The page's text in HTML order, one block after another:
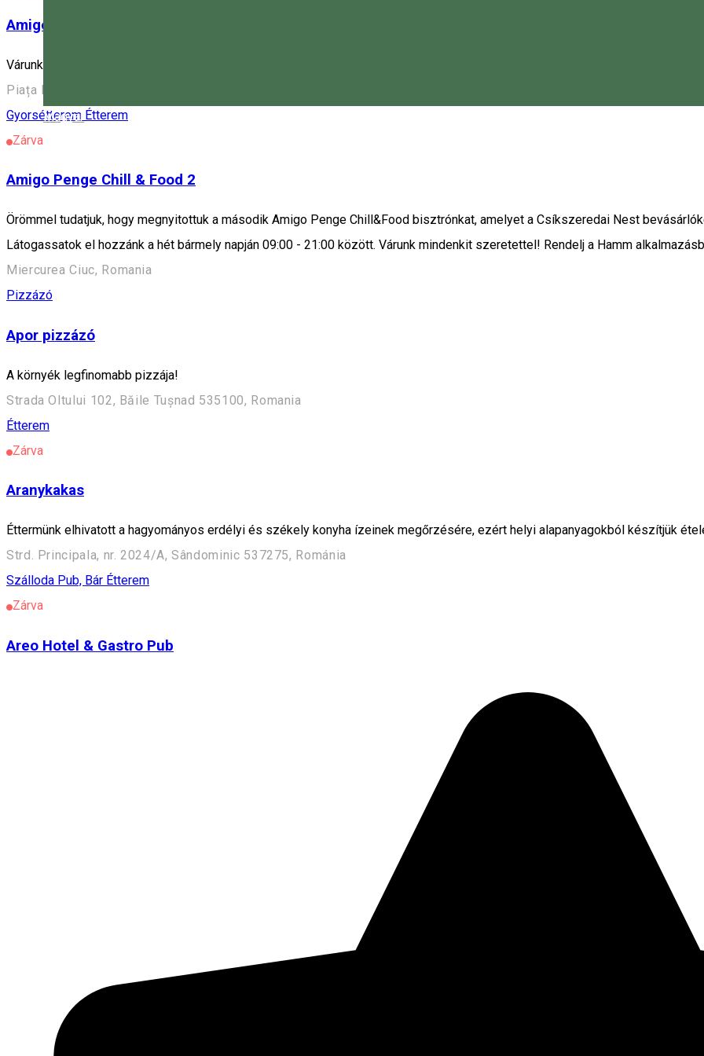
Magyar
Amigo Penge Chill & Food
Várunk egy penge helyen kiadós salátákkal, szendvicsekkel, friss smoothiekkal, juiceokkal és különleges desszertekkel.
Piața Majláth Gusztáv Károly 4, Miercurea Ciuc 530003, Romania
Gyorsétterem Étterem
Zárva
Amigo Penge Chill & Food 2
Örömmel tudatjuk, hogy megnyitottuk a második Amigo Penge Chill&Food bisztrónkat, amelyet a Csíkszeredai Nest
Látogassatok el hozzánk a hét bármely napján 09:00 - 21:00 között. Várunk mindenkit szeretettel! Rendelj a Hamm
Miercurea Ciuc, Romania
Pizzázó
Apor pizzázó
A környék legfinomabb pizzája!
Strada Oltului 102, Băile Tușnad 535100, Romania
Étterem
Zárva
Aranykakas
Éttermünk elhivatott a hagyományos erdélyi és székely konyha ízeinek megőrzésére, ezért helyi alapanyagokból készítjük
Strd. Principala, nr. 2024/A, Sândominic 537275, Románia
Szálloda Pub, Bár Étterem
Zárva
Areo Hotel & Gastro Pub